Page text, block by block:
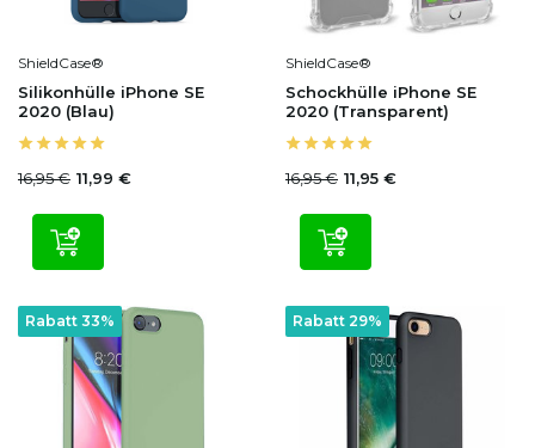
ShieldCase®
Silikonhülle iPhone SE
2020 (Blau)
16,95 € 11,99 €
ShieldCase®
Schockhülle iPhone SE
2020 (Transparent)
16,95 € 11,95 €
Rabatt 33% Rabatt 29%